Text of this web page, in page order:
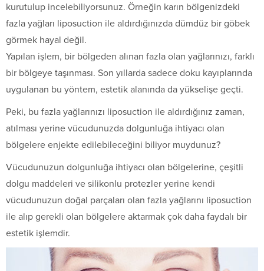
kurutulup incelebiliyorsunuz. Örneğin karın bölgenizdeki
fazla yağları liposuction ile aldırdığınızda dümdüz bir göbek
görmek hayal değil.
Yapılan işlem, bir bölgeden alınan fazla olan yağlarınızı, farklı
bir bölgeye taşınması. Son yıllarda sadece doku kayıplarında
uygulanan bu yöntem, estetik alanında da yükselişe geçti.
Peki, bu fazla yağlarınızı liposuction ile aldırdığınız zaman,
atılması yerine vücudunuzda dolgunluğa ihtiyacı olan
bölgelere enjekte edilebileceğini biliyor muydunuz?
Vücudunuzun dolgunluğa ihtiyacı olan bölgelerine, çeşitli
dolgu maddeleri ve silikonlu protezler yerine kendi
vücudunuzun doğal parçaları olan fazla yağlarını liposuction
ile alıp gerekli olan bölgelere aktarmak çok daha faydalı bir
estetik işlemdir.